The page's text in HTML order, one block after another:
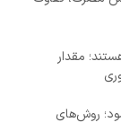
مقدار
روش‌های